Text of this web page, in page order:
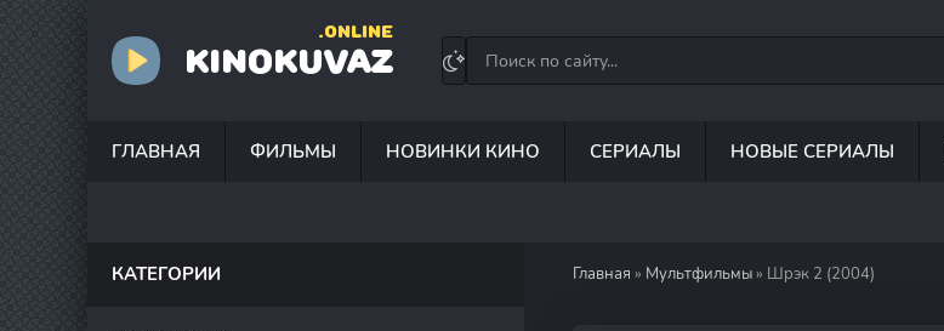
KINOKUVAZ
.ONLINE
ГЛАВНАЯ ФИЛЬМЫ НОВИНКИ КИНО СЕРИАЛЫ НОВЫЕ СЕРИАЛЫ
Главная » Мультфильмы » Шрэк 2 (2004)
КАТЕГОРИИ